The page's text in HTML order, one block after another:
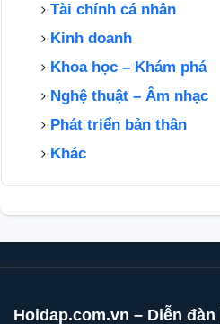
Tài chính cá nhân
Kinh doanh
Khoa học – Khám phá
Nghệ thuật – Âm nhạc
Phát triển bản thân
Khác
Hoidap.com.vn – Diễn